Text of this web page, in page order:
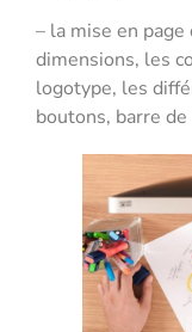
– la mise en
dimensions, les
logotype, les
boutons, barre